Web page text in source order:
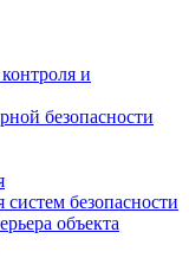
и
безопасности
безопасности
объекта